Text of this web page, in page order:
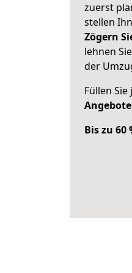
zuerst
stellen
Zögern
lehnen
der
Füllen
Angebote
Bis zu 60